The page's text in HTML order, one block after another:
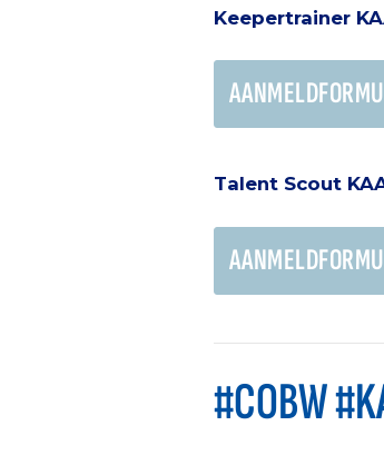
Keepertrainer
Talent Scout
#COBW